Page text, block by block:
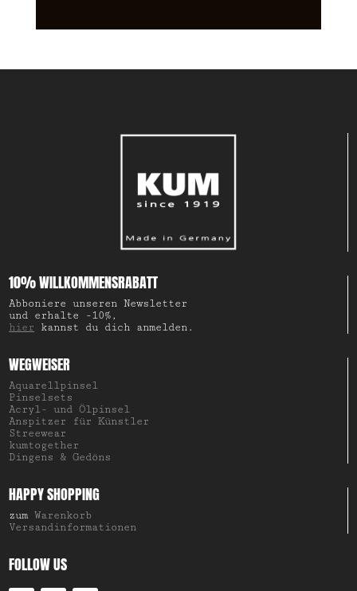
10% WILLKOMMENSRABATT
Abboniere unseren Newsletter
und erhalte -10%,
hier kannst du dich anmelden.
WEGWEISER
Aquarellpinsel
Pinselsets
Acryl- und Ölpinsel
Anspitzer für Künstler
Streewear
kumtogether
Dingens & Gedöns
HAPPY SHOPPING
zumWarenkorb
Versandinformationen
FOLLOW US